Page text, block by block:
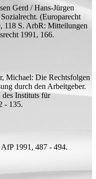
Gerd / Hans-Jürgen
(Europarecht
118 S. ArbR: Mitteilungen
1991, 166.
Michael: Die Rechtsfolgen
durch den Arbeitgeber.
Instituts für
- 135.
AfP 1991, 487 - 494.